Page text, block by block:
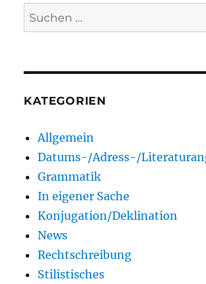
Suchen
nach:
KATEGORIEN
Allgemein
Datums-/Adress-/
Grammatik
In eigener Sache
Konjugation/Deklination
News
Rechtschreibung
Stilistisches